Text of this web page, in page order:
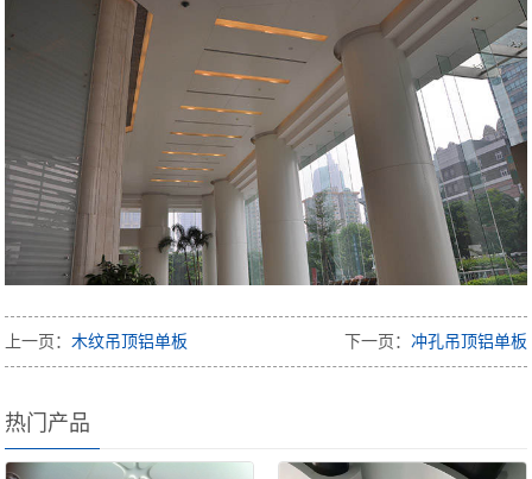
上一页： 木纹吊顶铝单板 下一页： 冲孔吊顶铝单板
热门产品